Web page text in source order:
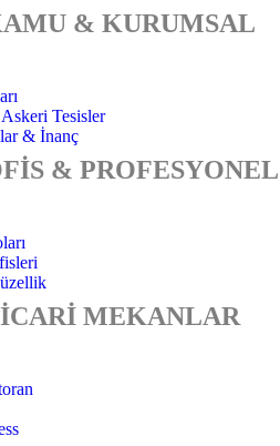
& KURUMSAL
Tesisler
& İnanç
& PROFESYONEL
MEKANLAR